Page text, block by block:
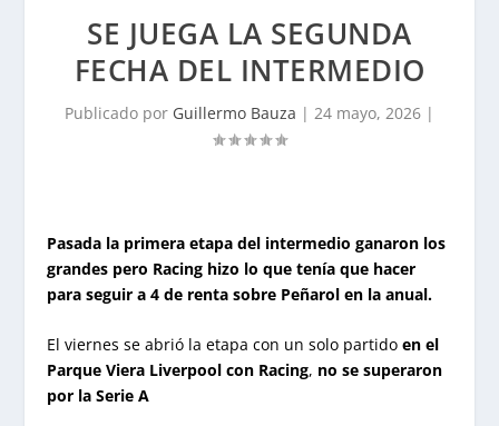
SE JUEGA LA SEGUNDA
FECHA DEL INTERMEDIO
Publicado por Guillermo Bauza | 24 mayo, 2026 |
Pasada la primera etapa del intermedio ganaron los
grandes pero Racing hizo lo que tenía que hacer
para seguir a 4 de renta sobre Peñarol en la anual.
El viernes se abrió la etapa con un solo partidoen el
Parque Viera Liverpool con Racing, no se superaron
por la Serie A